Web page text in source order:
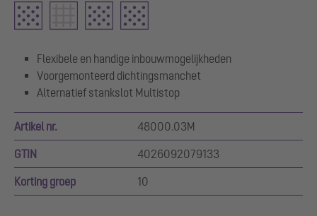
Flexibele en handige inbouwmogelijkheden
Voorgemonteerd dichtingsmanchet
Alternatief stankslot Multistop
Artikel nr. 48000.03M
GTIN 4026092079133
Korting groep 10